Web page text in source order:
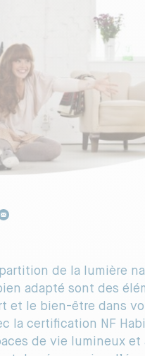
de la lumière
adapté sont des
et le bien-être dans
la certification NF
de vie lumineux et
dans un logement sain
dans un logement plus
davantage
un professionnel
DÉCOUVRIR LA CERTIFICATION
votre maison